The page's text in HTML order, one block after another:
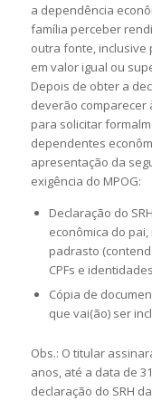
a dependência
família perceber
outra fonte,
em valor igual ou
Depois de obter a
deverão comparecer
para solicitar
dependentes
apresentação da
exigência do MPOG:
Declaração do
econômica do
padrasto
CPFs e
Cópia de
que vai(ão) ser
Obs.: O titular
anos, até a data de
declaração do SRH